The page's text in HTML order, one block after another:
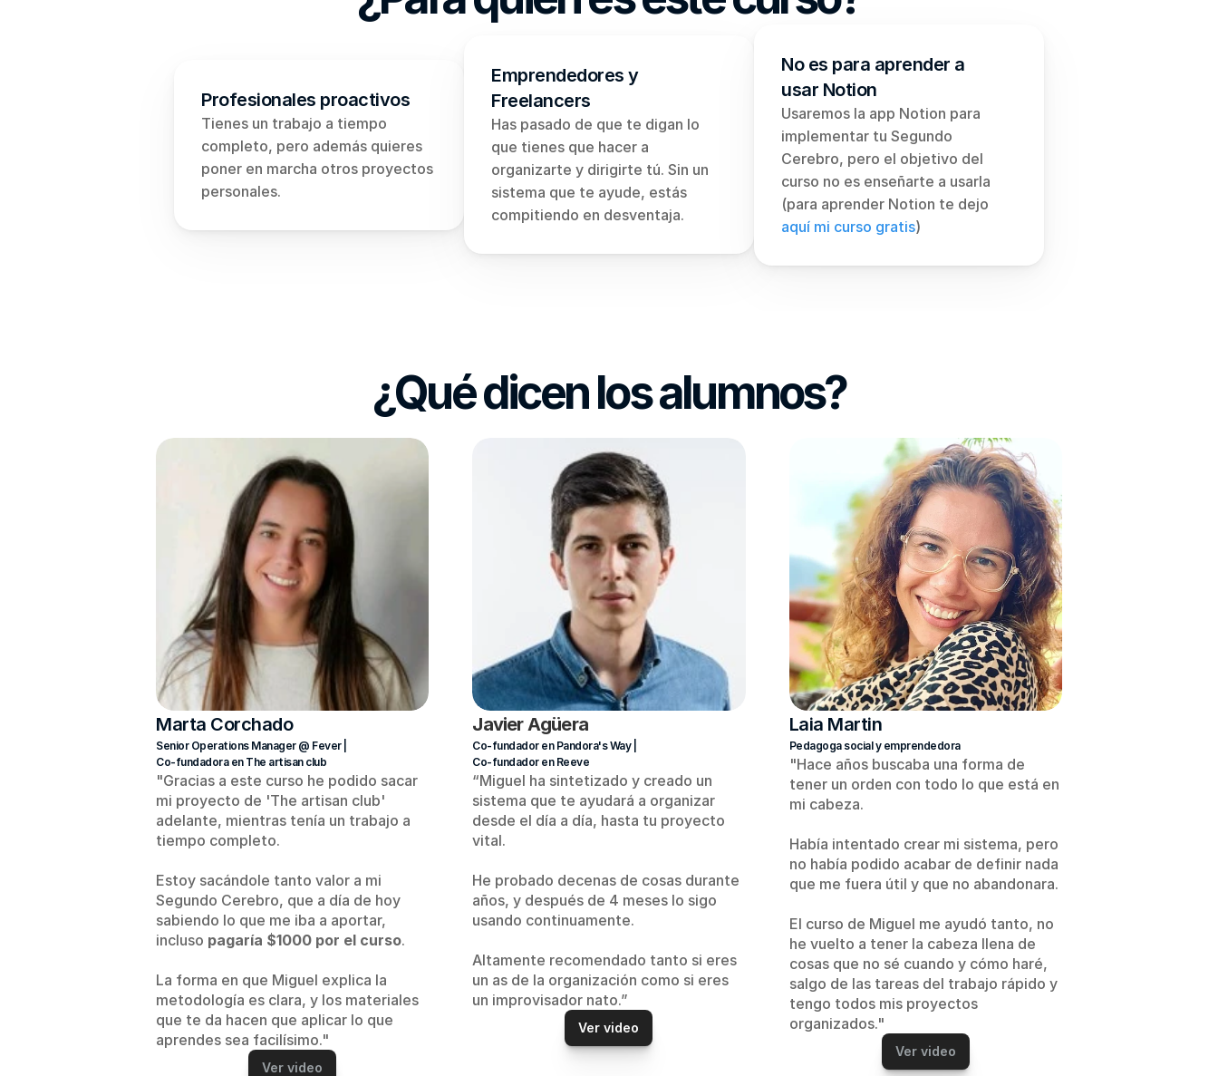
Profesionales proactivos
Tienes un trabajo a tiempo
completo, pero además quieres
poner en marcha otros proyectos
personales.
Emprendedores y
Freelancers
Has pasado de que te digan lo
que tienes que hacer a
organizarte y dirigirte tú. Sin un
sistema que te ayude, estás
compitiendo en desventaja.
No es para aprender a
usar Notion
Usaremos la app Notion para
implementar tu Segundo
Cerebro, pero el objetivo del
curso no es enseñarte a usarla
aquí mi curso gratis)
¿Qué dicen los alumnos?
Marta Corchado
Senior Operations Manager @ Fever |
Co-fundadora en The artisan club
"Gracias a este curso he podido sacar
mi proyecto de 'The artisan club'
adelante, mientras tenía un trabajo a
tiempo completo.
Estoy sacándole tanto valor a mi
Segundo Cerebro, que a día de hoy
sabiendo lo que me iba a aportar,
incluso pagaría $1000 por el curso.
La forma en que Miguel explica la
metodología es clara, y los materiales
que te da hacen que aplicar lo que
aprendes sea facilísimo."
Ver video
Javier Agüera
Co-fundador en Pandora's Way |
Co-fundador en Reeve
“Miguel ha sintetizado y creado un
sistema que te ayudará a organizar
desde el día a día, hasta tu proyecto
vital.
He probado decenas de cosas durante
años, y después de 4 meses lo sigo
usando continuamente.
Altamente recomendado tanto si eres
un as de la organización como si eres
un improvisador nato.”
Ver video
Laia Martin
Pedagoga social y emprendedora
"Hace años buscaba una forma de
tener un orden con todo lo que está en
mi cabeza.
Había intentado crear mi sistema, pero
no había podido acabar de definir nada
que me fuera útil y que no abandonara.
El curso de Miguel me ayudó tanto, no
he vuelto a tener la cabeza llena de
cosas que no sé cuando y cómo haré,
salgo de las tareas del trabajo rápido y
tengo todos mis proyectos
organizados."
Ver video